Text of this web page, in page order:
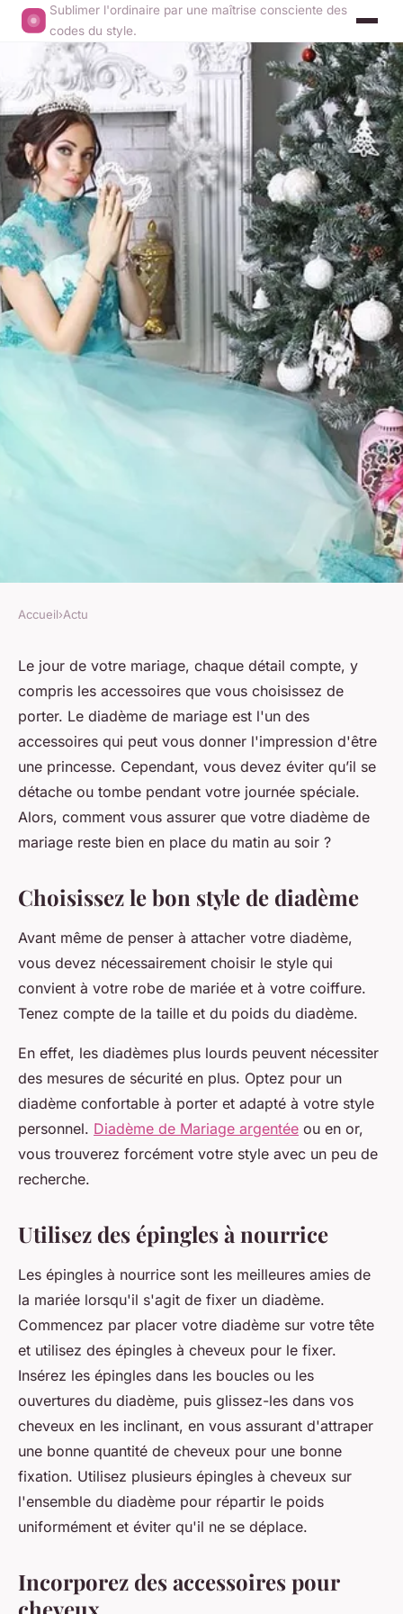
Sublimer l'ordinaire par une maîtrise consciente des
codes du style.
Comment bien fixer un
diadème de mariage ?
mélissa•9 août 2023•3 min de lecture
Accueil›Actu
Le jour de votre mariage, chaque détail compte, y
compris les accessoires que vous choisissez de
porter. Le diadème de mariage est l'un des
accessoires qui peut vous donner l'impression d'être
une princesse. Cependant, vous devez éviter qu’il se
détache ou tombe pendant votre journée spéciale.
Alors, comment vous assurer que votre diadème de
mariage reste bien en place du matin au soir ?
Choisissez le bon style de diadème
Avant même de penser à attacher votre diadème,
vous devez nécessairement choisir le style qui
convient à votre robe de mariée et à votre coiffure.
Tenez compte de la taille et du poids du diadème.
En effet, les diadèmes plus lourds peuvent nécessiter
des mesures de sécurité en plus. Optez pour un
diadème confortable à porter et adapté à votre style
personnel. Diadème de Mariage argentée ou en or,
vous trouverez forcément votre style avec un peu de
recherche.
Utilisez des épingles à nourrice
Les épingles à nourrice sont les meilleures amies de
la mariée lorsqu'il s'agit de fixer un diadème.
Commencez par placer votre diadème sur votre tête
et utilisez des épingles à cheveux pour le fixer.
Insérez les épingles dans les boucles ou les
ouvertures du diadème, puis glissez-les dans vos
cheveux en les inclinant, en vous assurant d'attraper
une bonne quantité de cheveux pour une bonne
fixation. Utilisez plusieurs épingles à cheveux sur
l'ensemble du diadème pour répartir le poids
uniformément et éviter qu'il ne se déplace.
Incorporez des accessoires pour